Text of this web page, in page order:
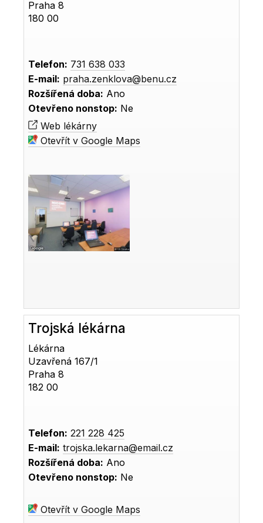
Praha 8
180 00
Telefon: 731 638 033
E-mail: praha.zenklova@benu.cz
Rozšířená doba: Ano
Otevřeno nonstop: Ne
Web lékárny
Otevřít v Google Maps
Trojská lékárna
Lékárna
Uzavřená 167/1
Praha 8
182 00
Telefon: 221 228 425
E-mail: trojska.lekarna@email.cz
Rozšířená doba: Ano
Otevřeno nonstop: Ne
Otevřít v Google Maps